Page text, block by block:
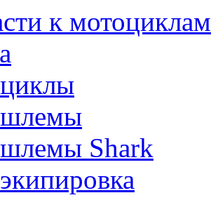
к мотоциклам
Shark